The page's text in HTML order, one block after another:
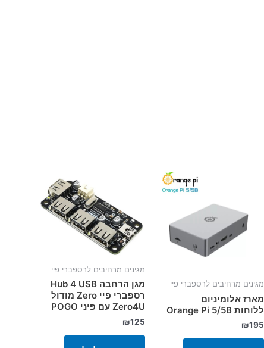
מגינים מרחיבים לרספברי פיי
מארז אלומיניום
ללוחות Orange Pi 5/5B
₪195
מגינים מרחיבים לרספברי פיי
מגן הרחבה Hub 4 USB
רספברי פיי Zero מודול
Zero4U עם פיני POGO
₪125